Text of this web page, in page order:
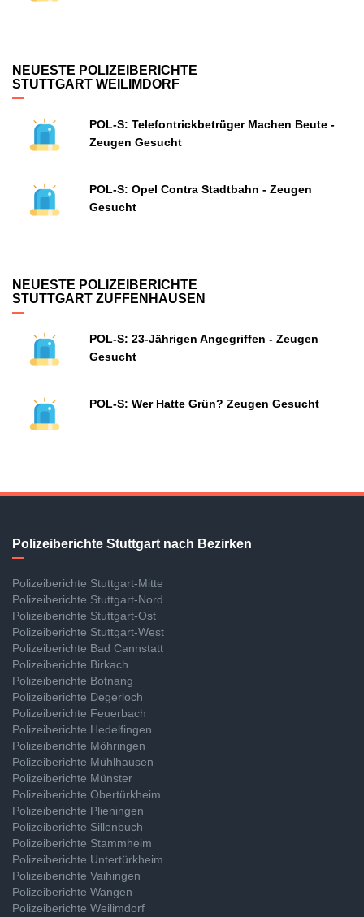
NEUESTE POLIZEIBERICHTE
STUTTGART WEILIMDORF
POL-S: Telefontrickbetrüger Machen Beute -
Zeugen Gesucht
POL-S: Opel Contra Stadtbahn - Zeugen
Gesucht
NEUESTE POLIZEIBERICHTE
STUTTGART ZUFFENHAUSEN
POL-S: 23-Jährigen Angegriffen - Zeugen
Gesucht
POL-S: Wer Hatte Grün? Zeugen Gesucht
Polizeiberichte Stuttgart nach Bezirken
Polizeiberichte Stuttgart-Mitte
Polizeiberichte Stuttgart-Nord
Polizeiberichte Stuttgart-Ost
Polizeiberichte Stuttgart-West
Polizeiberichte Bad Cannstatt
Polizeiberichte Birkach
Polizeiberichte Botnang
Polizeiberichte Degerloch
Polizeiberichte Feuerbach
Polizeiberichte Hedelfingen
Polizeiberichte Möhringen
Polizeiberichte Mühlhausen
Polizeiberichte Münster
Polizeiberichte Obertürkheim
Polizeiberichte Plieningen
Polizeiberichte Sillenbuch
Polizeiberichte Stammheim
Polizeiberichte Untertürkheim
Polizeiberichte Vaihingen
Polizeiberichte Wangen
Polizeiberichte Weilimdorf